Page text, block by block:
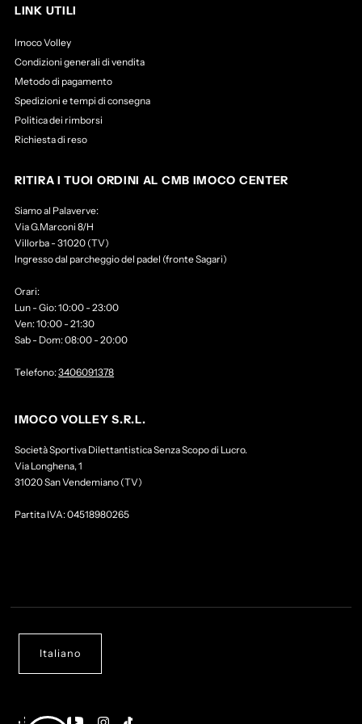
LINK UTILI
Imoco Volley
Condizioni generali di vendita
Metodo di pagamento
Spedizioni e tempi di consegna
Politica dei rimborsi
Richiesta di reso
RITIRA I TUOI ORDINI AL CMB IMOCO CENTER
Siamo al Palaverve:
Via G.Marconi 8/H
Villorba - 31020 (TV)
Ingresso dal parcheggio del padel (fronte Sagari)
Orari:
Lun - Gio: 10:00 - 23:00
Ven: 10:00 - 21:30
Sab - Dom: 08:00 - 20:00
Telefono:3406091378
IMOCO VOLLEY S.R.L.
Società Sportiva Dilettantistica Senza Scopo di Lucro.
Via Longhena, 1
31020 San Vendemiano (TV)
Partita IVA: 04518980265
Italiano